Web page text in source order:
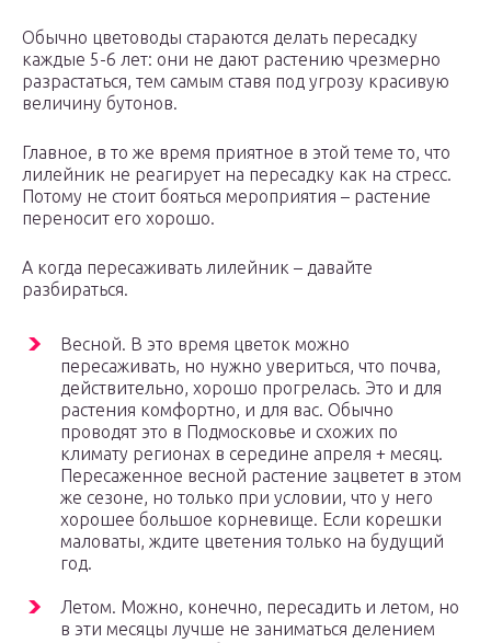
Обычно цветоводы стараются делать пересадку
каждые 5-6 лет: они не дают растению чрезмерно
разрастаться, тем самым ставя под угрозу красивую
величину бутонов.
Главное, в то же время приятное в этой теме то, что
лилейник не реагирует на пересадку как на стресс.
Потому не стоит бояться мероприятия – растение
переносит его хорошо.
А когда пересаживать лилейник – давайте
разбираться.
Весной. В это время цветок можно
пересаживать, но нужно увериться, что почва,
действительно, хорошо прогрелась. Это и для
растения комфортно, и для вас. Обычно
проводят это в Подмосковье и схожих по
климату регионах в середине апреля + месяц.
Пересаженное весной растение зацветет в этом
же сезоне, но только при условии, что у него
хорошее большое корневище. Если корешки
маловаты, ждите цветения только на будущий
год.
Летом. Можно, конечно, пересадить и летом, но
в эти месяцы лучше не заниматься делением